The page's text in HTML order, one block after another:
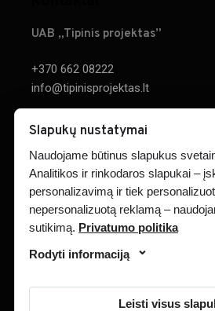
UAB „Tipinis projektas”
+370 662 08222
info@tipinisprojektas.lt
Parodos g. 20, Kaunas
RASTI ŽEMĖLAPYJE
Slapukų nustatymai
Naudojame būtinus slapukus
Analitikos ir rinkodaros slapukai –
personalizavimą ir tiek
nepersonalizuotą reklamą –
sutikimą. Privatumo politika
Rodyti informaciją
Leisti visus